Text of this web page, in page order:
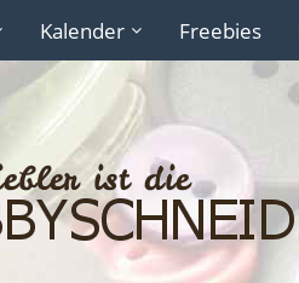
Kalender Freebies